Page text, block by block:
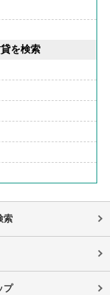
を検索
索
プ